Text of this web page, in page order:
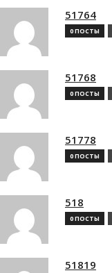
51764
0 ПОСТЫ
51768
0 ПОСТЫ
51778
0 ПОСТЫ
518
0 ПОСТЫ
51819